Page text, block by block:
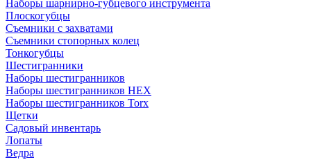
Наборы шарнирно-губцевого инструмента
Плоскогубцы
Съемники с захватами
Съемники стопорных колец
Тонкогубцы
Шестигранники
Наборы шестигранников
Наборы шестигранников HEX
Наборы шестигранников Torx
Щетки
Садовый инвентарь
Лопаты
Ведра